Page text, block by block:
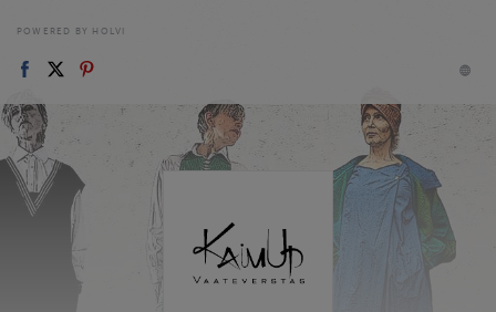
POWERED BY HOLVI